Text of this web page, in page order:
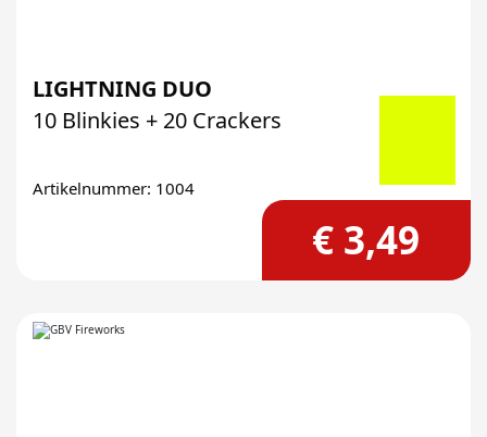
LIGHTNING DUO
10 Blinkies + 20 Crackers
Artikelnummer: 1004
€ 3,49